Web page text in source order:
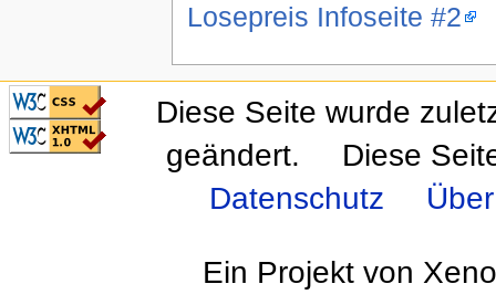
Losepreis Infoseite #2
CSS ist valide!
Valid XHTML 1.0
Transitional
Diese Seite wurde
geändert.
Diese
Datenschutz
Ein Projekt von